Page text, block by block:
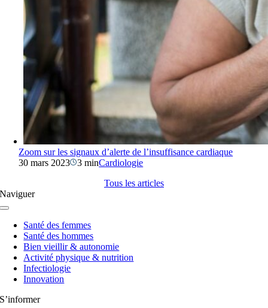
Zoom sur les signaux d’alerte de l’insuffisance cardiaque
30 mars 2023
3 minCardiologie
Tous les articles
Naviguer
Navigation
basculeSanté des femmes
Santé des hommes
Bien vieillir & autonomie
Activité physique & nutrition
Infectiologie
Innovation
S’informer